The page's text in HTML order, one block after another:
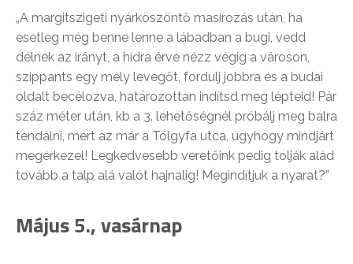
„A margitszigeti nyárköszöntő masírozás után, ha
esetleg még benne lenne a lábadban a bugi, vedd
délnek az irányt, a hídra érve nézz végig a városon,
szippants egy mély levegőt, fordulj jobbra és a budai
oldalt becélozva, határozottan indítsd meg lépteid! Pár
száz méter után, kb a 3. lehetőségnél próbálj meg balra
tendálni, mert az már a Tölgyfa utca, úgyhogy mindjárt
megérkezel! Legkedvesebb veretőink pedig tolják alád
tovább a talp alá valót hajnalig! Megindítjuk a nyarat?”
Május 5., vasárnap